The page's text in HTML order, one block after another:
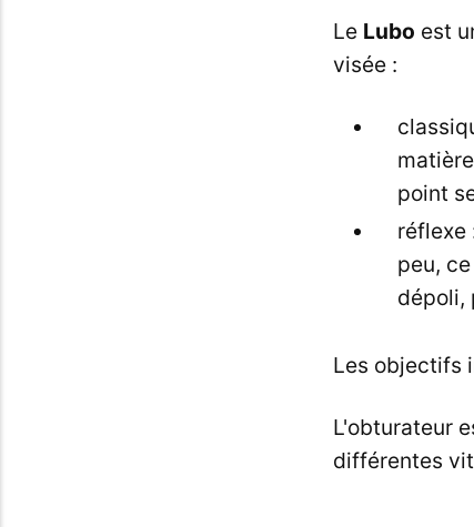
Le Lubo est
visée :
point
réflexe
peu,
dépoli,
Les objectifs
L'obturateur
différentes